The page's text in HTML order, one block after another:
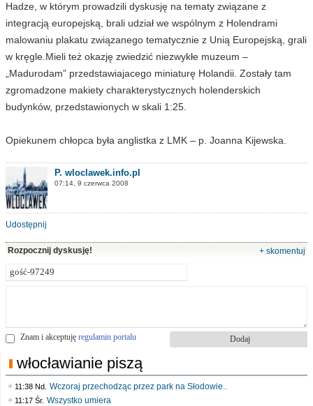
Hadze, w którym prowadzili dyskusję na tematy związane z
integracją europejską, brali udział we wspólnym z Holendrami
malowaniu plakatu związanego tematycznie z Unią Europejską, grali
w kręgle.Mieli też okazję zwiedzić niezwykłe muzeum –
„Madurodam” przedstawiajacego miniaturę Holandii. Zostały tam
zgromadzone makiety charakterystycznych holenderskich
budynków, przedstawionych w skali 1:25.
Opiekunem chłopca była anglistka z LMK – p. Joanna Kijewska.
P. wloclawek.info.pl
07:14, 9 czerwca 2008
Udostępnij
Rozpocznij dyskusję! + skomentuj
Znam i akceptuję regulamin portalu
włocławianie piszą
11:38 Nd. Wczoraj przechodząc przez park na Słodowie..
11:17 Śr. Wszystko umiera